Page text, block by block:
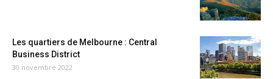
Les quartiers de Melbourne : Central
Business District
30 novembre 2022